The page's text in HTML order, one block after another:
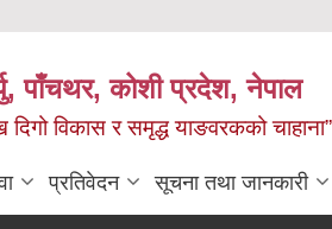
पाँचथर, कोशी प्रदेश, नेपाल
विकास र समृद्ध याङवरकको चाहाना”
प्रतिवेदन सूचना तथा जानकारी